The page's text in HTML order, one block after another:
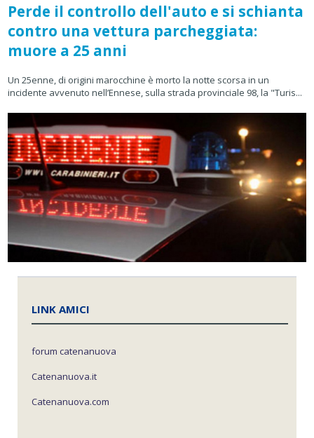
Perde il controllo dell'auto e si schianta
contro una vettura parcheggiata:
muore a 25 anni
Un 25enne, di origini marocchine è morto la notte scorsa in un
incidente avvenuto nell’Ennese, sulla strada provinciale 98, la "Turis...
LINK AMICI
forum catenanuova
Catenanuova.it
Catenanuova.com